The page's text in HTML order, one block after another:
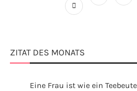
ZITAT DES MONATS
Eine Frau ist wie ein